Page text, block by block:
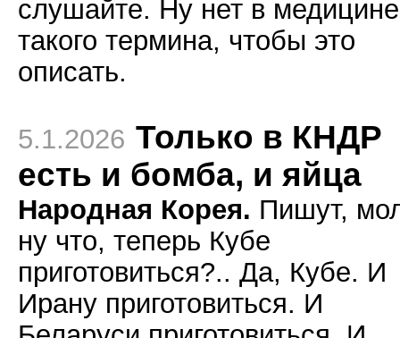
слушайте. Ну нет в медицине
такого термина, чтобы это
описать.
5.1.2026 Только в КНДР
есть и бомба, и яйца
Народная Корея. Пишут,
ну что, теперь Кубе
приготовиться?.. Да, Кубе. И
Ирану приготовиться. И